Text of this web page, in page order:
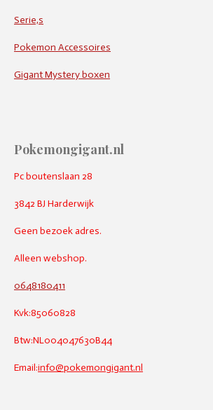
Serie,s
Pokemon Accessoires
Gigant Mystery boxen
Pokemongigant.nl
Pc boutenslaan 28
3842 BJ Harderwijk
Geen bezoek adres.
Alleen webshop.
0648180411
Kvk:85060828
Btw:NL004047630B44
Email:info@pokemongigant.nl